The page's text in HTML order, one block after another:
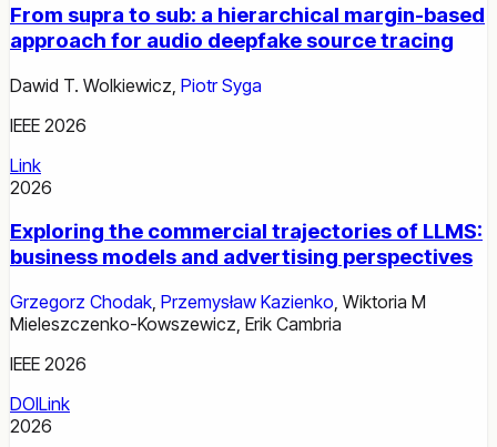
From supra to sub: a hierarchical margin-based
approach for audio deepfake source tracing
Dawid T. Wolkiewicz Piotr Syga
IEEE 2026
Link
2026
Exploring the commercial trajectories of LLMS:
business models and advertising perspectives
Grzegorz Chodak, Przemysław Kazienko, Wiktoria M
Mieleszczenko-Kowszewicz, Erik Cambria
IEEE 2026
DOILink
2026